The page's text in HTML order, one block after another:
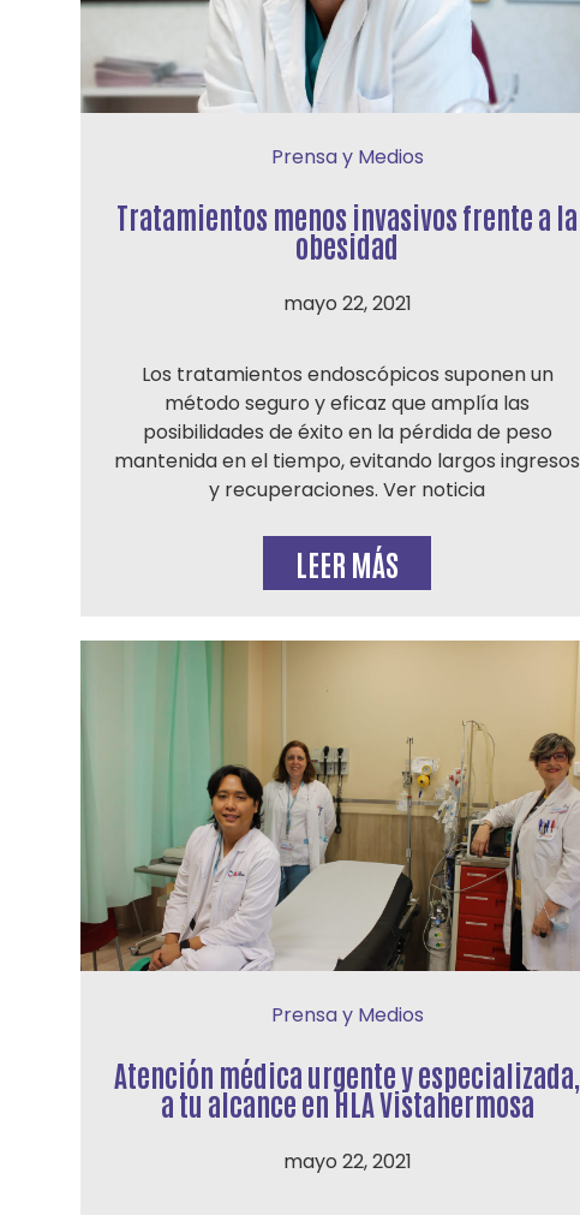
Prensa y Medios
Tratamientos menos invasivos frente a la
obesidad
mayo 22, 2021
Los tratamientos endoscópicos suponen un
método seguro y eficaz que amplía las
posibilidades de éxito en la pérdida de peso
mantenida en el tiempo, evitando largos ingresos
y recuperaciones. Ver noticia
LEER MÁS
Prensa y Medios
Atención médica urgente y especializada,
a tu alcance en HLA Vistahermosa
mayo 22, 2021